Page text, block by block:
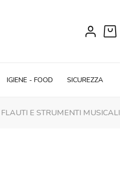
IGIENE - FOOD SICUREZZA
FLAUTI E STRUMENTI MUSICALI